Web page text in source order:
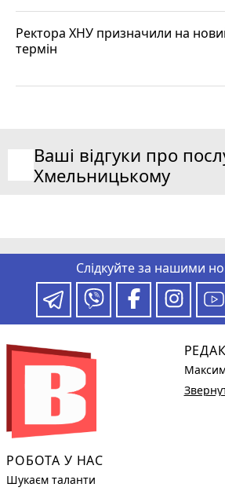
Ректора ХНУ призначили на
термін
Ваші відгуки про
Хмельницькому
Слідкуйте за нашими
РОБОТА У НАС
Шукаєм таланти